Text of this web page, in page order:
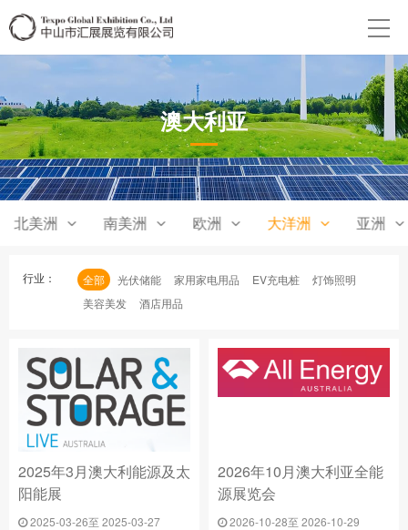
澳大利亚
北美洲 南美洲 欧洲 大洋洲 亚洲
行业： 全部 光伏储能 家用家电用品 EV充电桩
灯饰照明
美容美发
酒店用品
2025年3月澳大利能源及太
阳能展
2025-03-26至 2025-03-27
2026年10月澳大利亚全能
源展览会
2026-10-28至 2026-10-29